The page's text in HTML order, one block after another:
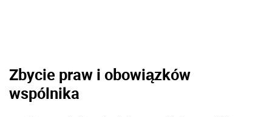
Zbycie praw i obowiązków
wspólnika